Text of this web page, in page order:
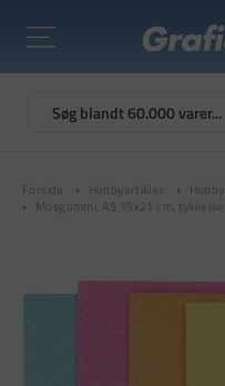
Forside Hobbyartikler
Mosgummi, A5 15x21 cm,